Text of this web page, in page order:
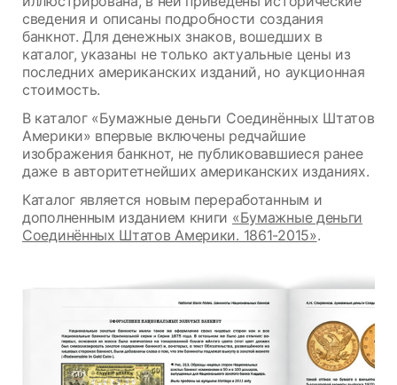
сведения и описаны подробности создания
банкнот. Для денежных знаков, вошедших в
каталог, указаны не только актуальные цены из
последних американских изданий, но аукционная
стоимость.
В каталог «Бумажные деньги Соединённых Штатов
Америки» впервые включены редчайшие
изображения банкнот, не публиковавшиеся ранее
даже в авторитетнейших американских изданиях.
Каталог является новым переработанным и
дополненным изданием книги «Бумажные деньги
Соединённых Штатов Америки. 1861-2015».